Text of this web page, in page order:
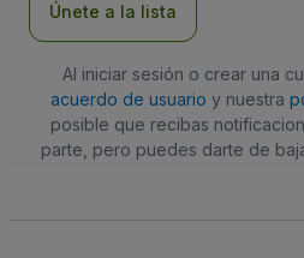
Únete a la lista
Al iniciar sesión o crear una
acuerdo de usuario y nuestra
posible que recibas
parte, pero puedes darte de